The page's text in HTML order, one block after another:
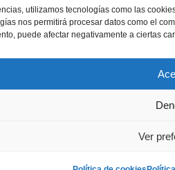
utilizamos tecnologías como las
nos permitirá procesar datos como el
puede afectar negativamente a ciertas
Ver